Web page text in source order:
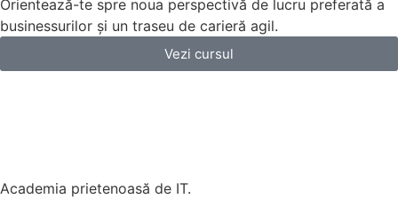
Orientează-te spre noua perspectivă de lucru preferată a
businessurilor și un traseu de carieră agil.
Vezi cursul
Academia prietenoasă de IT.